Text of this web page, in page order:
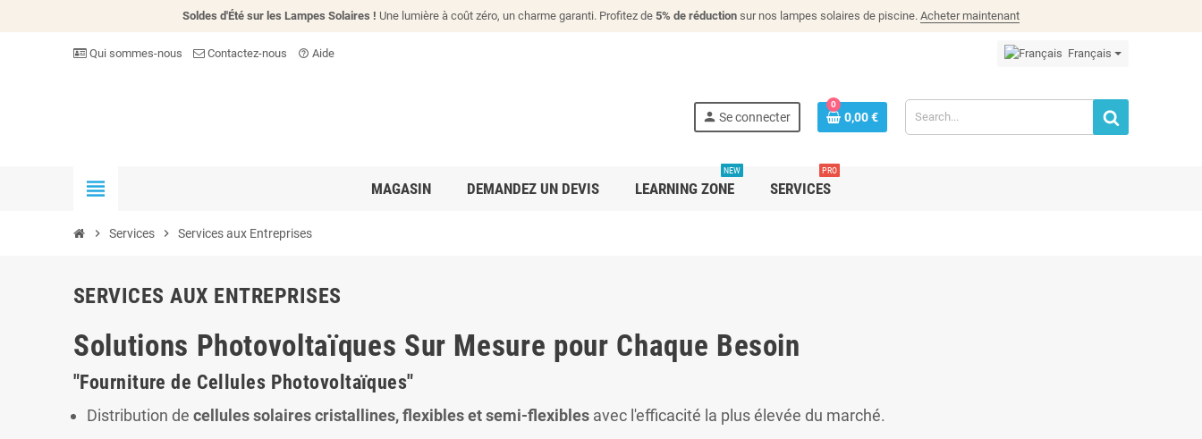
Soldes d'Été sur les Lampes Solaires ! Une lumière à coût zéro, un charme garanti. Profitez de 5% de réduction sur nos lampes solaires de piscine. Acheter maintenant
Qui sommes-nous Contactez-nous help_outline Aide Français
person Se connecter
0
0,00 €
view_headline MAGASIN DEMANDEZ UN DEVIS LEARNING ZONE
NEW
SERVICES
PRO
chevron_right Services chevron_right Services aux Entreprises
SERVICES AUX ENTREPRISES
Solutions Photovoltaïques Sur Mesure pour Chaque Besoin
"Fourniture de Cellules Photovoltaïques"
Distribution de cellules solaires cristallines, flexibles et semi-flexibles avec l'efficacité la plus élevée du marché.